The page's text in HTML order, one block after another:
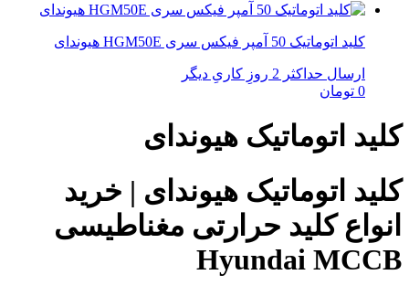
کلید اتوماتیک 50 آمپر فیکس سری HGM50E هیوندای
ارسال حداکثر 2 روزِ کاریِ دیگر
0 تومان
کلید اتوماتیک هیوندای
کلید اتوماتیک هیوندای | خرید
انواع کلید حرارتی مغناطیسی
Hyundai MCCB